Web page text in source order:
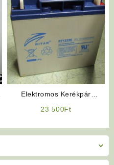
Elektromos Kerékpár
23 500Ft